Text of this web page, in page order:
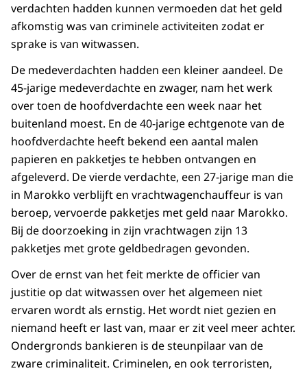
verdachten hadden kunnen vermoeden dat het geld
afkomstig was van criminele activiteiten zodat er
sprake is van witwassen.
De medeverdachten hadden een kleiner aandeel. De
45-jarige medeverdachte en zwager, nam het werk
over toen de hoofdverdachte een week naar het
buitenland moest. En de 40-jarige echtgenote van de
hoofdverdachte heeft bekend een aantal malen
papieren en pakketjes te hebben ontvangen en
afgeleverd. De vierde verdachte, een 27-jarige man die
in Marokko verblijft en vrachtwagenchauffeur is van
beroep, vervoerde pakketjes met geld naar Marokko.
Bij de doorzoeking in zijn vrachtwagen zijn 13
pakketjes met grote geldbedragen gevonden.
Over de ernst van het feit merkte de officier van
justitie op dat witwassen over het algemeen niet
ervaren wordt als ernstig. Het wordt niet gezien en
niemand heeft er last van, maar er zit veel meer achter.
Ondergronds bankieren is de steunpilaar van de
zware criminaliteit. Criminelen, en ook terroristen,